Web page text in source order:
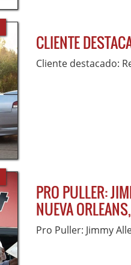
CLIENTE
Cliente destacado:
PRO PULLER:
NUEVA
Pro Puller: Jimmy